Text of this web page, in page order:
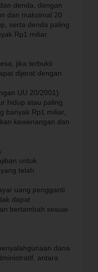
denda, dengan
dan maksimal 20
serta denda paling
Rp1 miliar.
jika terbukti
dijerat dengan
UU 20/2001):
hidup atau paling
banyak Rp1 miliar,
kewenangan dan
untuk
telah
uang pengganti
dapat
bertambah sesuai
dana
antara